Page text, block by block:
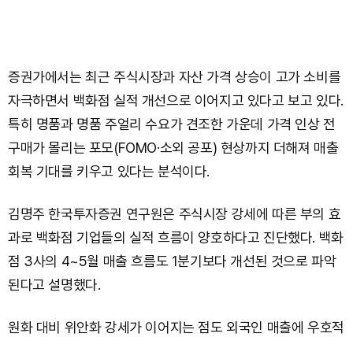
증권가에서는 최근 주식시장과 자산 가격 상승이 고가 소비를
자극하면서 백화점 실적 개선으로 이어지고 있다고 보고 있다.
특히 명품과 명품 주얼리 수요가 견조한 가운데 가격 인상 전
구매가 몰리는 포모(FOMO·소외 공포) 현상까지 더해져 매출
회복 기대를 키우고 있다는 분석이다.
김명주 한국투자증권 연구원은 주식시장 강세에 따른 부의 효
과로 백화점 기업들의 실적 흐름이 양호하다고 진단했다. 백화
점 3사의 4~5월 매출 흐름도 1분기보다 개선된 것으로 파악
된다고 설명했다.
원화 대비 위안화 강세가 이어지는 점도 외국인 매출에 우호적